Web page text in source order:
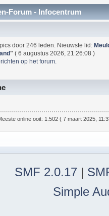
Forum - Infocentrum
door 246 leden. Nieuwste lid:
" ( 6 augustus 2026, 21:26:08 )
op het forum.
online ooit: 1.502 ( 7 maart 2025,
SMF 2.0.17 |
Simple